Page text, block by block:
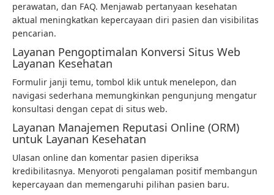
perawatan, dan FAQ. Menjawab pertanyaan kesehatan
aktual meningkatkan kepercayaan diri pasien dan visibilitas
pencarian.
Layanan Pengoptimalan Konversi Situs Web
Layanan Kesehatan
Formulir janji temu, tombol klik untuk menelepon, dan
navigasi sederhana memungkinkan pengunjung mengatur
konsultasi dengan cepat di situs web.
Layanan Manajemen Reputasi Online (ORM)
untuk Layanan Kesehatan
Ulasan online dan komentar pasien diperiksa
kredibilitasnya. Menyoroti pengalaman positif membangun
kepercayaan dan memengaruhi pilihan pasien baru.